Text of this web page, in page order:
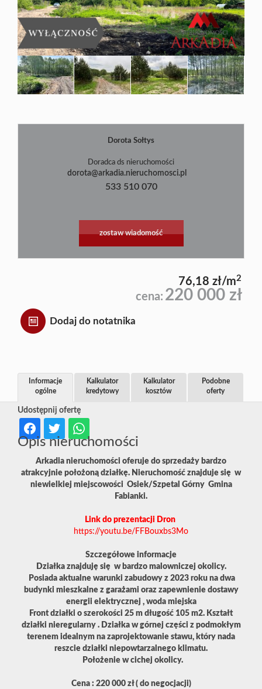
Blog
Dorota Sołtys
Doradca ds nieruchomości
dorota@arkadia.nieruchomosci.pl
533 510 070
zostaw wiadomość
76,18 zł/m2
cena: 220 000 zł
Dodaj do notatnika
Udostępnij ofertę
Informacje
ogólne
Kalkulator
kredytowy
Kalkulator
kosztów
Podobne
oferty
Opis nieruchomości
Arkadia nieruchomości oferuje do sprzedaży bardzo
atrakcyjnie położoną działkę. Nieruchomość znajduje się w
niewielkiej miejscowości Osiek/Szpetal Górny Gmina
Fabianki.
Link do prezentacji Dron
https://youtu.be/FFBouxbs3Mo
Szczegółowe informacje
Działka znajduję się w bardzo malowniczej okolicy.
Posiada aktualne warunki zabudowy z 2023 roku na dwa
budynki mieszkalne z garażami oraz zapewnienie dostawy
energii elektrycznej , woda miejska
Front działki o szerokości 25 m długość 105 m2. Kształt
działki nieregularny . Działka w górnej części z podmokłym
terenem idealnym na zaprojektowanie stawu, który nada
reszcie działki niepowtarzalnego klimatu.
Położenie w cichej okolicy.
Cena : 220 000 zł ( do negocjacji)